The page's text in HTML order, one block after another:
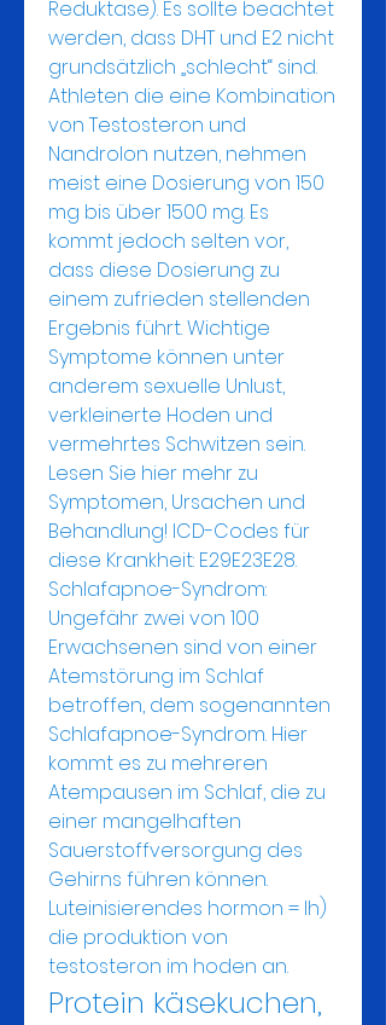
Reduktase). Es sollte beachtet
werden, dass DHT und E2 nicht
grundsätzlich „schlecht“ sind.
Athleten die eine Kombination
von Testosteron und
Nandrolon nutzen, nehmen
meist eine Dosierung von 150
mg bis über 1500 mg. Es
kommt jedoch selten vor,
dass diese Dosierung zu
einem zufrieden stellenden
Ergebnis führt. Wichtige
Symptome können unter
anderem sexuelle Unlust,
verkleinerte Hoden und
vermehrtes Schwitzen sein.
Lesen Sie hier mehr zu
Symptomen, Ursachen und
Behandlung! ICD-Codes für
diese Krankheit: E29E23E28.
Schlafapnoe-Syndrom:
Ungefähr zwei von 100
Erwachsenen sind von einer
Atemstörung im Schlaf
betroffen, dem sogenannten
Schlafapnoe-Syndrom. Hier
kommt es zu mehreren
Atempausen im Schlaf, die zu
einer mangelhaften
Sauerstoffversorgung des
Gehirns führen können.
Luteinisierendes hormon = lh)
die produktion von
testosteron im hoden an.
Protein käsekuchen,